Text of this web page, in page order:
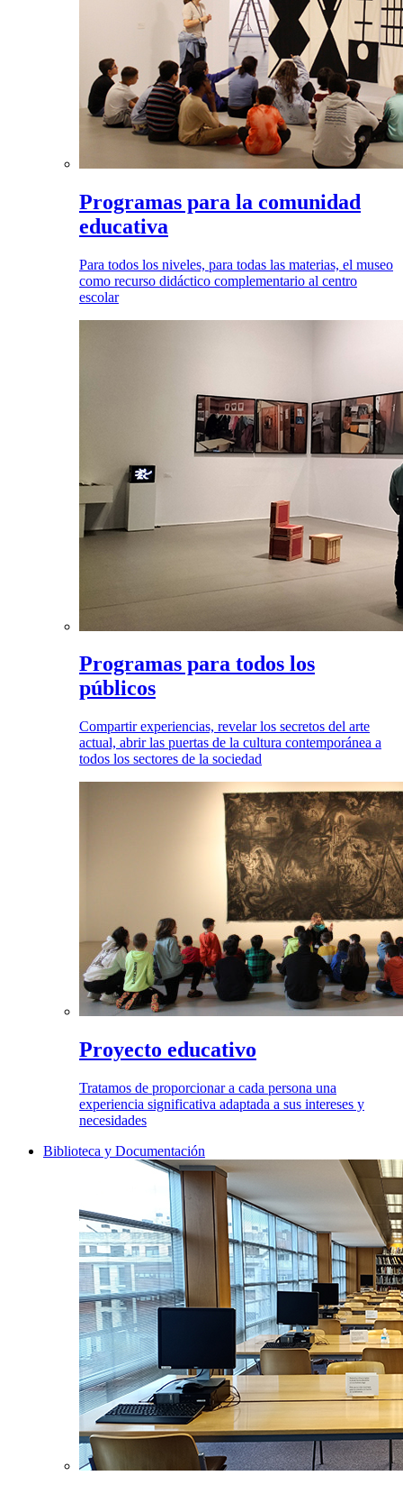
Programas para la comunidad
educativa
Para todos los niveles, para todas las materias, el museo
como recurso didáctico complementario al centro
escolar
Programas para todos los
públicos
Compartir experiencias, revelar los secretos del arte
actual, abrir las puertas de la cultura contemporánea a
todos los sectores de la sociedad
Proyecto educativo
Tratamos de proporcionar a cada persona una
experiencia significativa adaptada a sus intereses y
necesidades
Biblioteca y Documentación